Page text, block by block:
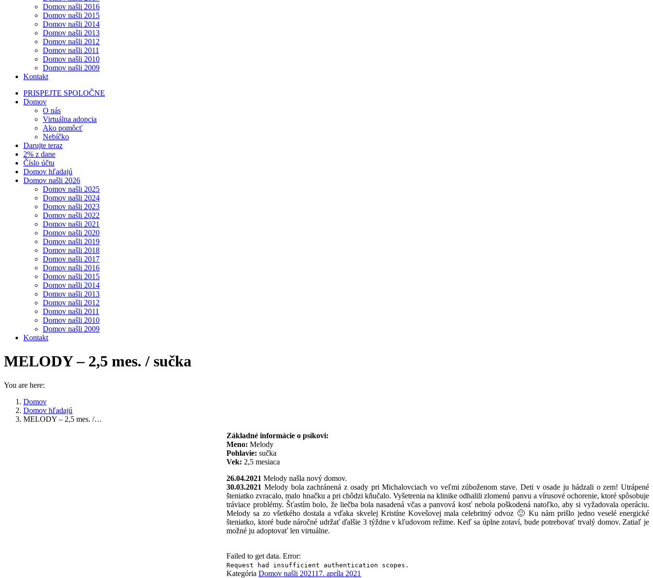
Domov našli 2016
Domov našli 2015
Domov našli 2014
Domov našli 2013
Domov našli 2012
Domov našli 2011
Domov našli 2010
Domov našli 2009
Kontakt
PRISPEJTE SPOLOČNE
Domov
O nás
Virtuálna adopcia
Ako pomôcť
Nebíčko
Darujte teraz
2% z dane
Číslo účtu
Domov hľadajú
Domov našli 2026
Domov našli 2025
Domov našli 2024
Domov našli 2023
Domov našli 2022
Domov našli 2021
Domov našli 2020
Domov našli 2019
Domov našli 2018
Domov našli 2017
Domov našli 2016
Domov našli 2015
Domov našli 2014
Domov našli 2013
Domov našli 2012
Domov našli 2011
Domov našli 2010
Domov našli 2009
Kontakt
MELODY – 2,5 mes. / sučka
You are here:
Domov
Domov hľadajú
MELODY – 2,5 mes. /…
Základné informácie o psíkovi:
Meno: Melody
Pohlavie: sučka
Vek: 2,5 mesiaca
26.04.2021 Melody našla nový domov.
30.03.2021 Melody bola zachránená z osady pri Michalovciach vo veľmi zúboženom stave. Deti v osade ju hádzali o zem! Utrápené
šteniatko zvracalo, malo hnačku a pri chôdzi kňučalo. Vyšetrenia na klinike odhalili zlomenú panvu a vírusové ochorenie, ktoré spôsobuje
tráviace problémy. Šťastím bolo, že liečba bola nasadená včas a panvová kosť nebola poškodená natoľko, aby si vyžadovala operáciu.
Melody sa zo všetkého dostala a vďaka skvelej Kristíne Kovešovej mala celebritný odvoz 🙂 Ku nám prišlo jedno veselé energické
šteniatko, ktoré bude náročné udržať ďalšie 3 týždne v kľudovom režime. Keď sa úplne zotaví, bude potrebovať trvalý domov. Zatiaľ je
možné ju adoptovať len virtuálne.
Failed to get data. Error:
Request had insufficient authentication scopes.
KategóriaDomov našli 202117. apríla 2021